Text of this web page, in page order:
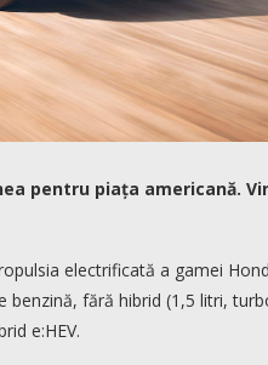
pentru piața americană.
electrificată a gamei
fără hibrid (1,5 litri,
e:HEV.